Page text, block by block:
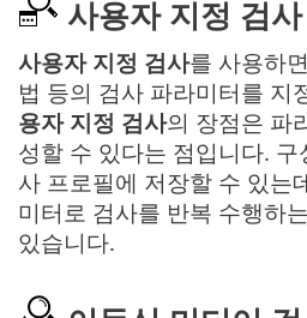
사용자 지정 검사
사용자 지정 검사를 사용하
법 등의 검사 파라미터를 지
용자 지정 검사의 장점은 파
성할 수 있다는 점입니다. 구
사 프로필에 저장할 수 있는
미터로 검사를 반복 수행하
있습니다.